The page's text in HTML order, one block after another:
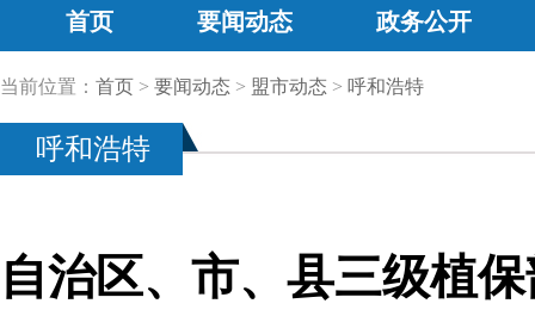
首页 要闻动态 政务公开
当前位置： 首页 > 要闻动态 > 盟市动态 > 呼和浩特
呼和浩特
自治区、市、县三级植